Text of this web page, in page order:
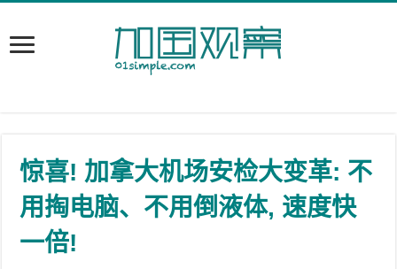
惊喜! 加拿大机场安检大变革: 不
用掏电脑、不用倒液体, 速度快
一倍!